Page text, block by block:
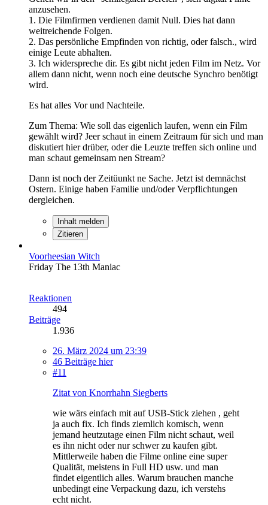
anzusehen.
1. Die Filmfirmen verdienen damit Null. Dies hat dann
weitreichende Folgen.
2. Das persönliche Empfinden von richtig, oder falsch., wird
einige Leute abhalten.
3. Ich widerspreche dir. Es gibt nicht jeden Film im Netz. Vor
allem dann nicht, wenn noch eine deutsche Synchro benötigt
wird.
Es hat alles Vor und Nachteile.
Zum Thema: Wie soll das eigenlich laufen, wenn ein Film
gewählt wird? Jeer schaut in einem Zeitraum für sich und man
diskutiert hier drüber, oder die Leuzte treffen sich online und
man schaut gemeinsam nen Stream?
Dann ist noch der Zeitüunkt ne Sache. Jetzt ist demnächst
Ostern. Einige haben Familie und/oder Verpflichtungen
dergleichen.
Inhalt melden
Zitieren
Voorheesian Witch
Friday The 13th Maniac
Reaktionen
494
Beiträge
1.936
26. März 2024 um 23:39
46 Beiträge hier
#11
Zitat von Knorrhahn Siegberts
wie wärs einfach mit auf USB-Stick ziehen , geht
ja auch fix. Ich finds ziemlich komisch, wenn
jemand heutzutage einen Film nicht schaut, weil
es ihn nicht oder nur schwer zu kaufen gibt.
Mittlerweile haben die Filme online eine super
Qualität, meistens in Full HD usw. und man
findet eigentlich alles. Warum brauchen manche
unbedingt eine Verpackung dazu, ich verstehs
echt nicht.